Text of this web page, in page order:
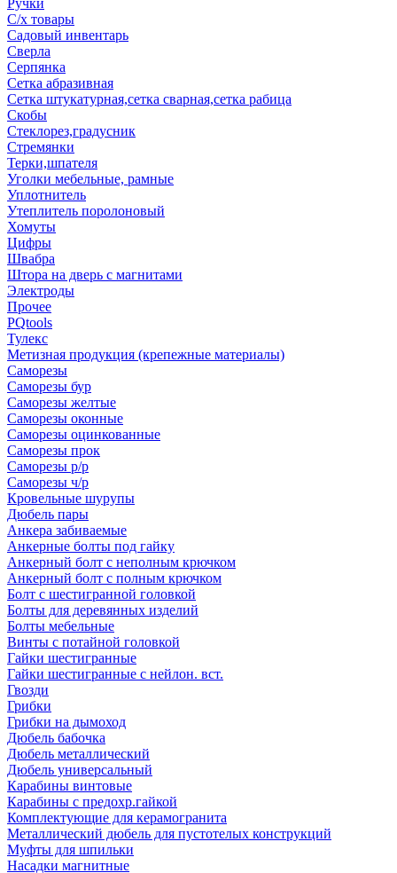
Ручки
С/х товары
Садовый инвентарь
Сверла
Серпянка
Сетка абразивная
Сетка штукатурная,сетка сварная,сетка рабица
Скобы
Стеклорез,градусник
Стремянки
Терки,шпателя
Уголки мебельные, рамные
Уплотнитель
Утеплитель поролоновый
Хомуты
Цифры
Швабра
Штора на дверь с магнитами
Электроды
Прочее
PQtools
Тулекс
Метизная продукция (крепежные материалы)
Саморезы
Саморезы бур
Саморезы желтые
Саморезы оконные
Саморезы оцинкованные
Саморезы прок
Саморезы р/р
Саморезы ч/р
Кровельные шурупы
Дюбель пары
Анкера забиваемые
Анкерные болты под гайку
Анкерный болт с неполным крючком
Анкерный болт с полным крючком
Болт с шестигранной головкой
Болты для деревянных изделий
Болты мебельные
Винты с потайной головкой
Гайки шестигранные
Гайки шестигранные с нейлон. вст.
Гвозди
Грибки
Грибки на дымоход
Дюбель бабочка
Дюбель металлический
Дюбель универсальный
Карабины винтовые
Карабины с предохр.гайкой
Комплектующие для керамогранита
Металлический дюбель для пустотелых конструкций
Муфты для шпильки
Насадки магнитные